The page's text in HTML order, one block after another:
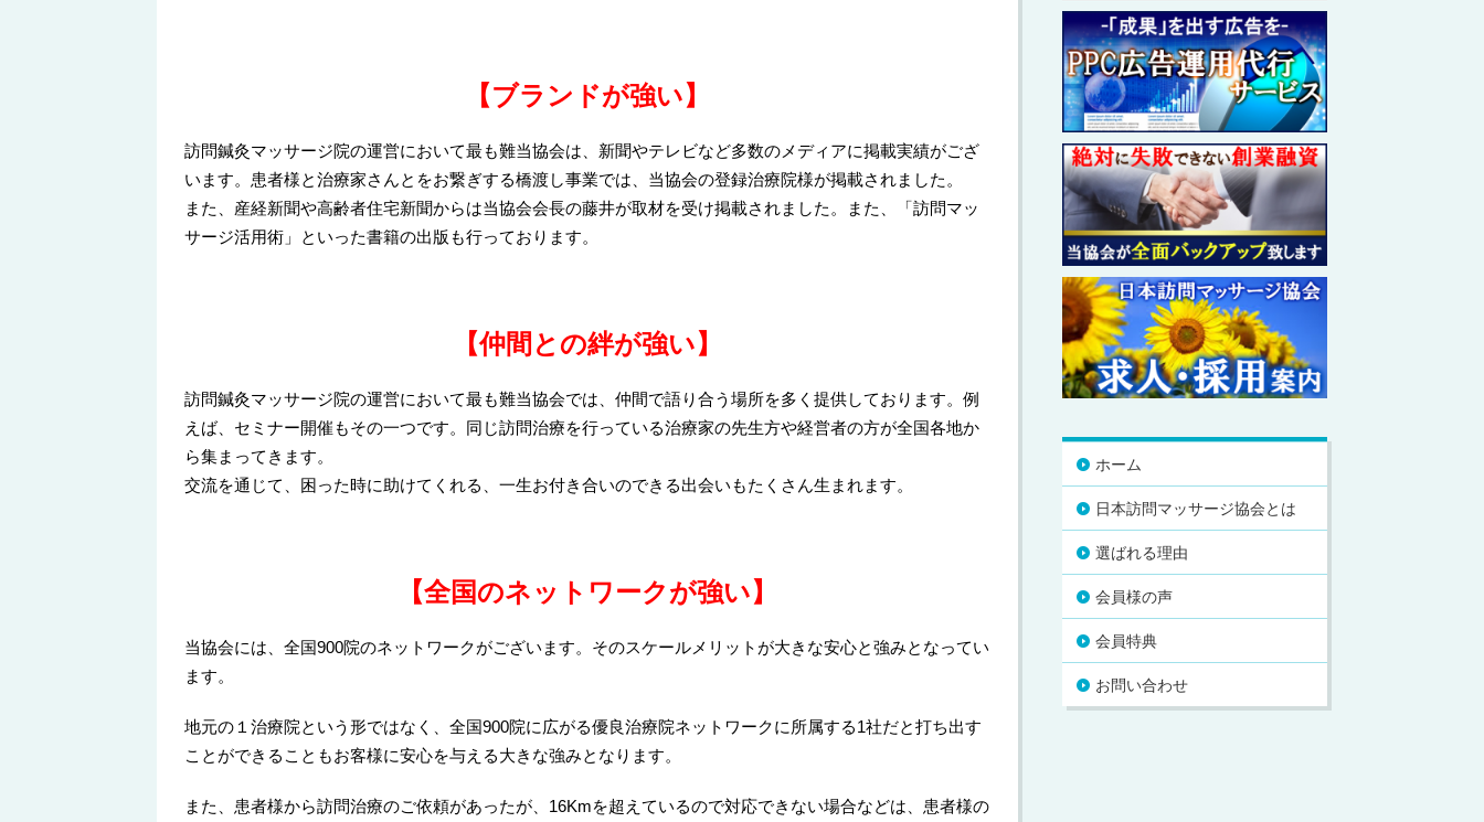
【ブランドが強い】
訪問鍼灸マッサージ院の運営において最も難当協会は、新聞やテレビなど多数のメディアに掲載実績がござ
います。患者様と治療家さんとをお繋ぎする橋渡し事業では、当協会の登録治療院様が掲載されました。
また、産経新聞や高齢者住宅新聞からは当協会会長の藤井が取材を受け掲載されました。また、「訪問マッ
サージ活用術」といった書籍の出版も行っております。
【仲間との絆が強い】
訪問鍼灸マッサージ院の運営において最も難当協会では、仲間で語り合う場所を多く提供しております。例
えば、セミナー開催もその一つです。同じ訪問治療を行っている治療家の先生方や経営者の方が全国各地か
ら集まってきます。
交流を通じて、困った時に助けてくれる、一生お付き合いのできる出会いもたくさん生まれます。
【全国のネットワークが強い】
当協会には、全国900院のネットワークがございます。そのスケールメリットが大きな安心と強みとなってい
ます。
地元の１治療院という形ではなく、全国900院に広がる優良治療院ネットワークに所属する1社だと打ち出す
ことができることもお客様に安心を与える大きな強みとなります。
また、患者様から訪問治療のご依頼があったが、16Kmを超えているので対応できない場合などは、患者様の
ホーム
日本訪問マッサージ協会とは
選ばれる理由
会員様の声
会員特典
お問い合わせ